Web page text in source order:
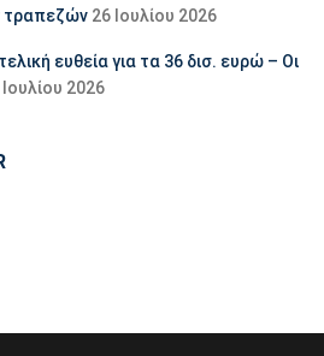
τραπεζών 26 Ιουλίου 2026
ευθεία για τα 36 δισ. ευρώ – Οι
2026